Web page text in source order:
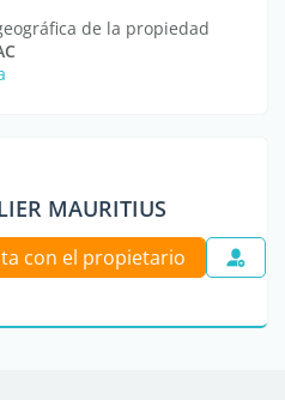
de la propiedad
MAURITIUS
con el propietario